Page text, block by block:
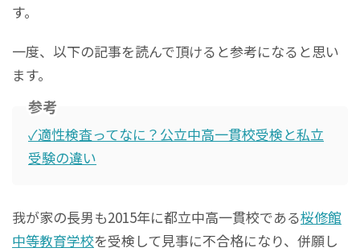
す。
一度、以下の記事を読んで頂けると参考になると思い
ます。
参考
✓適性検査ってなに？公立中高一貫校受検と私立
受験の違い
我が家の長男も2015年に都立中高一貫校である桜修館
中等教育学校を受検して見事に不合格になり、併願し